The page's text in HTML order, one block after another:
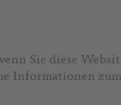
Sie diese
Informationen